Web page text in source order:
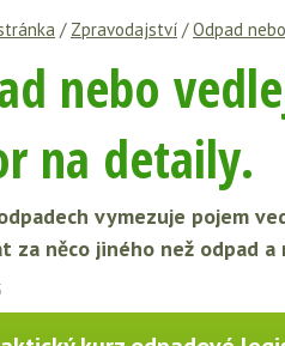
/ Zpravodajství /Odpad
nebo
na detaily.
vymezuje pojem
za něco jiného než odpad